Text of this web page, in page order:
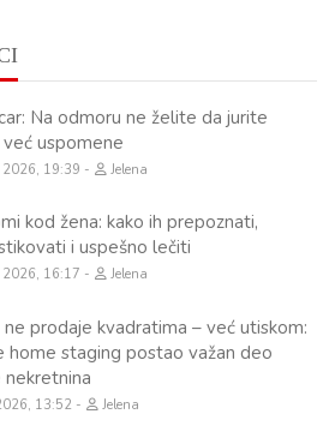
Na odmoru ne želite da jurite
uspomene
19:39 Jelena
kod žena: kako ih prepoznati,
i uspešno lečiti
16:17 Jelena
ne prodaje kvadratima – već utiskom:
home staging postao važan deo
13:52 Jelena